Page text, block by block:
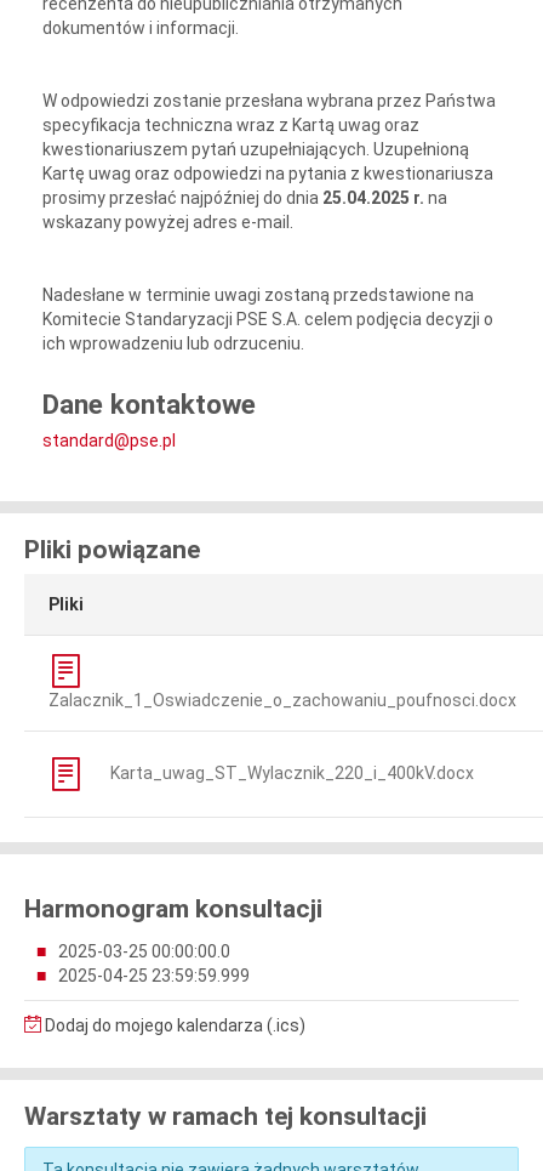
dokumentów i informacji.
W odpowiedzi zostanie przesłana wybrana przez Państwa
specyfikacja techniczna wraz z Kartą uwag oraz
kwestionariuszem pytań uzupełniających. Uzupełnioną
Kartę uwag oraz odpowiedzi na pytania z kwestionariusza
prosimy przesłać najpóźniej do dnia 25.04.2025 r. na
wskazany powyżej adres e-mail.
Nadesłane w terminie uwagi zostaną przedstawione na
Komitecie Standaryzacji PSE S.A. celem podjęcia decyzji o
ich wprowadzeniu lub odrzuceniu.
Dane kontaktowe
standard@pse.pl
Pliki powiązane
Pliki
Zalacznik_1_Oswiadczenie_o_zachowaniu_poufnosci.docx
Karta_uwag_ST_Wylacznik_220_i_400kV.docx
Harmonogram konsultacji
2025-03-25 00:00:00.0
2025-04-25 23:59:59.999
Dodaj do mojego kalendarza (.ics)
Warsztaty w ramach tej konsultacji